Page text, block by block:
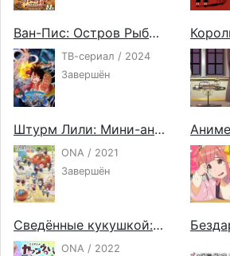
Ван-Пис: Остров Рыболюдей
ТВ-сериал / 2024
Завершён
Штурм Лили: Мини-аниме
ONA / 2021
Завершён
Сведённые кукушкой: Мини-аниме
ONA / 2022